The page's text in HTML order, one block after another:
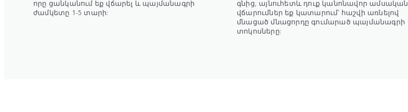
որը ցանկանում եք վճարել և պայմանագրի
ժամկետը 1-5 տարի:
գնից, այնուհետև դուք կանոնավոր ամսական
վճարումներ եք կատարում՝ հաշվի առնելով
մնացած մնացորդը գումարած պայմանագրի
տոկոսները: